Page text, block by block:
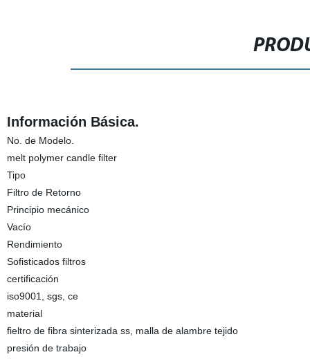
Información Básica.
No. de Modelo.
melt polymer candle filter
Tipo
Filtro de Retorno
Principio mecánico
Vacío
Rendimiento
Sofisticados filtros
certificación
iso9001, sgs, ce
material
fieltro de fibra sinterizada ss, malla de alambre tejido
presión de trabajo